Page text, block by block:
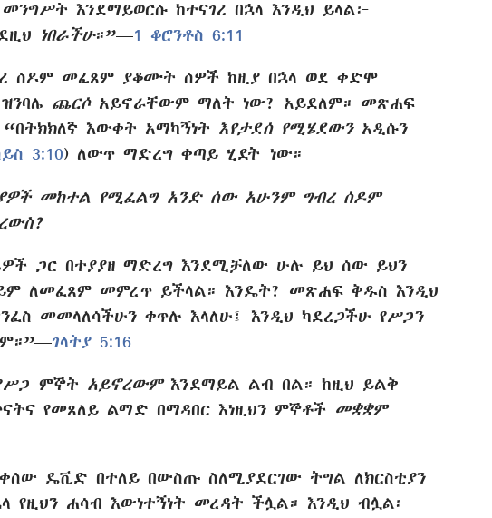
እንደማይወርሱ ከተናገረ በኋላ እንዲህ ይላል፦
ነበራችሁ።”—1 ቆሮንቶስ 6:11
ሰዶም መፈጸም ያቆሙት ሰዎች ከዚያ በኋላ ወደ ቀድሞ
ጨርሶአይኖራቸውም ማለት ነው? አይደለም። መጽሐፍ
እውቀት አማካኝነት እየታደሰ የሚሄደውንአዲሱን
3:10) ለውጥ ማድረግ ቀጣይ ሂደት ነው።
መከተል የሚፈልግ አንድ ሰው አሁንም ግብረ ሰዶም
ጋር በተያያዘ ማድረግ እንደሚቻለው ሁሉ ይህ ሰው ይህን
ለመፈጸም መምረጥ ይችላል። እንዴት? መጽሐፍ ቅዱስ እንዲህ
መመላለሳችሁን ቀጥሉ እላለሁ፤ እንዲህ ካደረጋችሁ የሥጋን
ገላትያ 5:16
ምኞት አይኖረውምእንደማይል ልብ በል። ከዚህ ይልቅ
የመጸለይ ልማድ በማዳበር እነዚህን ምኞቶች መቋቋም
ዴቪድ በተለይ በውስጡ ስለሚያደርገው ትግል ለክርስቲያን
የዚህን ሐሳብ እውነተኝነት መረዳት ችሏል። እንዲህ ብሏል፦